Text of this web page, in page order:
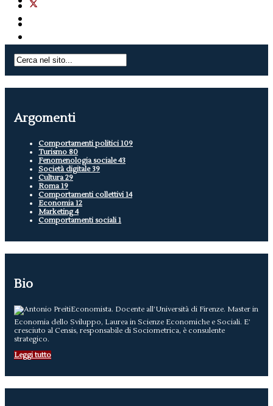
Argomenti
Comportamenti politici109
Turismo 80
Fenomenologia sociale43
Società digitale 39
Cultura29
Roma19
Comportamenti collettivi14
Economia12
Marketing4
Comportamenti sociali1
Bio
Economista. Docente all’Università di Firenze. Master in
Economia dello Sviluppo, Laurea in Scienze Economiche e Sociali. E’
cresciuto al Censis, responsabile di Sociometrica, è consulente
strategico.
Leggi tutto